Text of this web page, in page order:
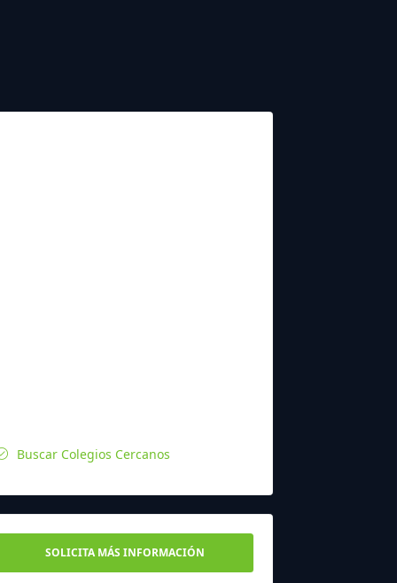
Buscar Colegios Cercanos
SOLICITA MÁS INFORMACIÓN